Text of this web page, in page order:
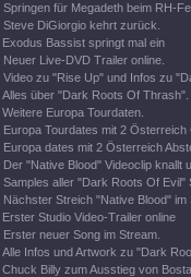
Springen für Megadeth beim RH-
Steve DiGiorgio kehrt zurück.
Exodus Bassist springt mal ein
Neuer Live-DVD Trailer online.
Video zu "Rise Up" und Infos zu
Alles über "Dark Roots Of Thrash".
Weitere Europa Tourdaten.
Europa Tourdates mit 2 Österreich
Europa dates mit 2 Österreich
Der "Native Blood" Videoclip knallt
Samples aller "Dark Roots Of Evil"
Nächster Streich "Native Blood" im
Erster Studio Video-Trailer online
Erster neuer Song im Stream.
Alle Infos und Artwork zu "Dark
Chuck Billy zum Ausstieg von